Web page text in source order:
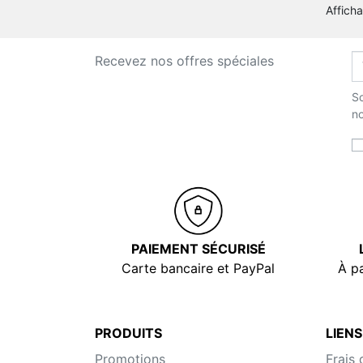
Recevez nos offres spéciales
PAIEMENT SÉCURISÉ
Carte bancaire et PayPal
À
PRODUITS
Promotions
Frais